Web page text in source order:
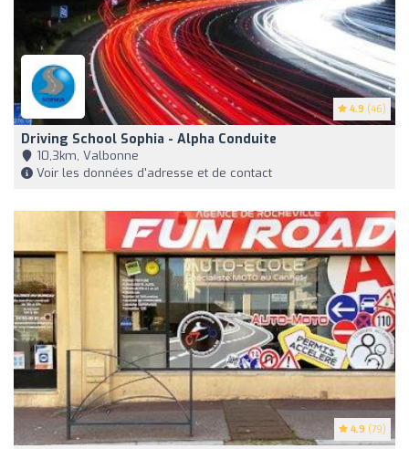
4.9 (46)
Driving School Sophia - Alpha Conduite
10,3km, Valbonne
Voir les données d'adresse et de contact
4.9 (79)